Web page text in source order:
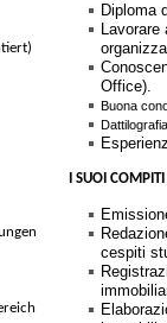
Diploma
Office).
Buona
I SUOI COMPITI
cespiti